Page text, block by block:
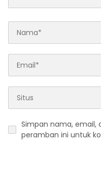
Simpan nama, email,
peramban ini untuk